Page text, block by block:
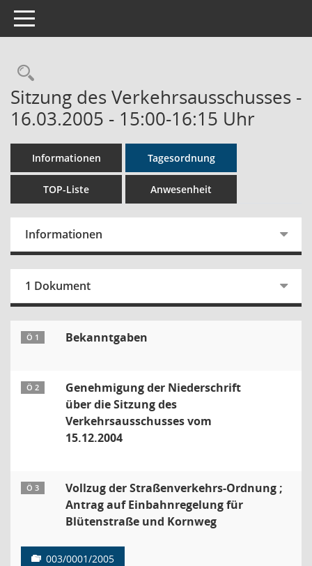
Toggle navigation
Rechercheauswahl
Sitzung des Verkehrsausschusses -
16.03.2005 - 15:00-16:15 Uhr
Informationen Tagesordnung
TOP-Liste Anwesenheit
Informationen
1 Dokument
Ö 1 Bekanntgaben
Ö 2
Genehmigung der Niederschrift
über die Sitzung des
Verkehrsausschusses vom
15.12.2004
Ö 3
Vollzug der Straßenverkehrs-Ordnung ;
Antrag auf Einbahnregelung für
Blütenstraße und Kornweg
003/0001/2005